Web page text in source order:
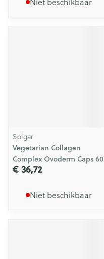
Solgar
Vegetarian Collagen
Complex Ovoderm Caps 60
€ 36,72
Niet beschikbaar